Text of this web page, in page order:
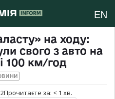
EN
на ходу:
свого з авто на
100 км/год
Прочитаєте за: < 1 хв.